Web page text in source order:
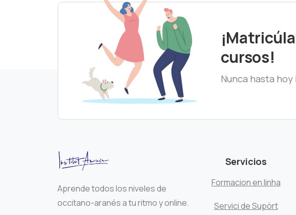
cursos!
Nunca hasta
Aprende todos los niveles de
occitano-aranés a tu ritmo y online.
Servicios
Formacion en linha
Servici de Supòrt